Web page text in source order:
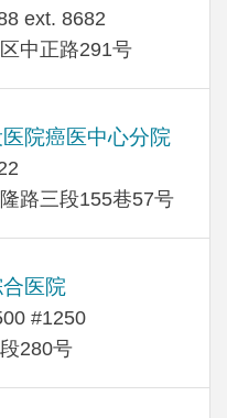
ext. 8682
中正路291号
院癌医中心分院
路三段155巷57号
医院
#1250
280号